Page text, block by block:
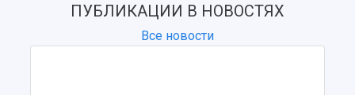
ПУБЛИКАЦИИ В НОВОСТЯХ
Все новости